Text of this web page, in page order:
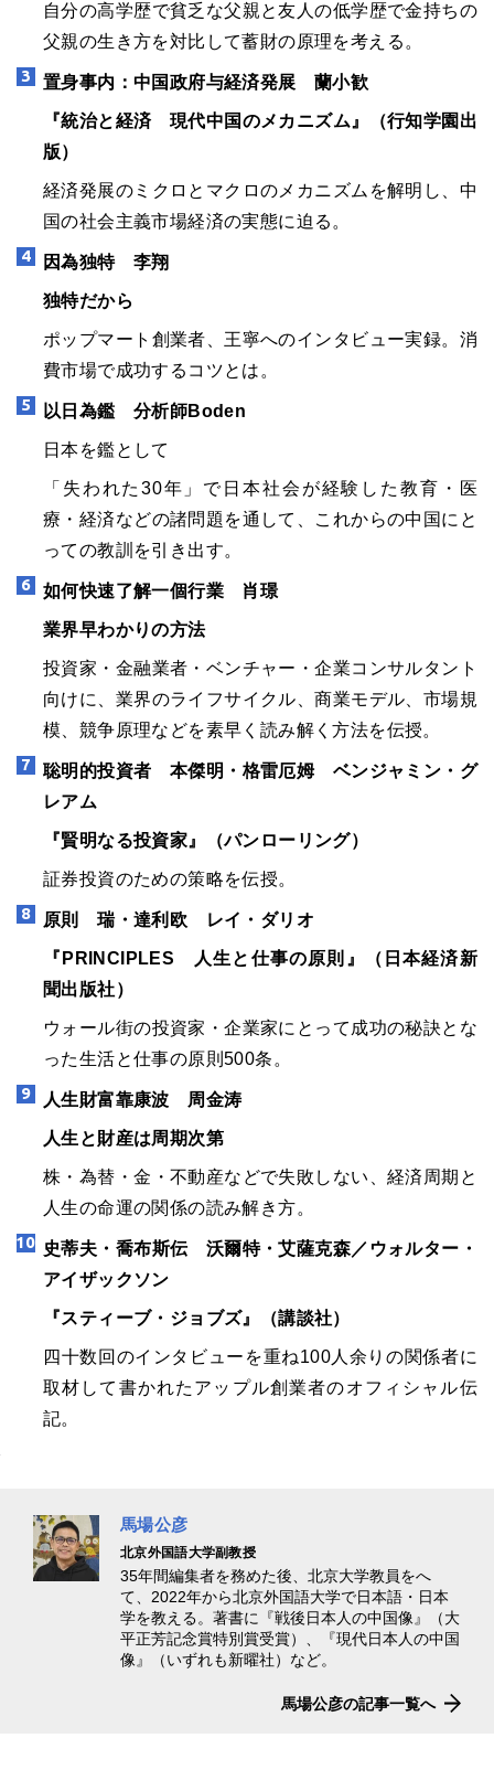
自分の高学歴で貧乏な父親と友人の低学歴で金持ちの
父親の生き方を対比して蓄財の原理を考える。
置身事内：中国政府与経済発展 蘭小歓
『統治と経済 現代中国のメカニズム』（行知学園出
版）
経済発展のミクロとマクロのメカニズムを解明し、中
国の社会主義市場経済の実態に迫る。
因為独特 李翔
独特だから
ポップマート創業者、王寧へのインタビュー実録。消
費市場で成功するコツとは。
以日為鑑 分析師Boden
日本を鑑として
「失われた30年」で日本社会が経験した教育・医
療・経済などの諸問題を通して、これからの中国にと
っての教訓を引き出す。
如何快速了解一個行業 肖璟
業界早わかりの方法
投資家・金融業者・ベンチャー・企業コンサルタント
向けに、業界のライフサイクル、商業モデル、市場規
模、競争原理などを素早く読み解く方法を伝授。
聡明的投資者 本傑明・格雷厄姆 ベンジャミン・グ
レアム
『賢明なる投資家』（パンローリング）
証券投資のための策略を伝授。
原則 瑞・達利欧 レイ・ダリオ
『PRINCIPLES 人生と仕事の原則』（日本経済新
聞出版社）
ウォール街の投資家・企業家にとって成功の秘訣とな
った生活と仕事の原則500条。
人生財富靠康波 周金涛
人生と財産は周期次第
株・為替・金・不動産などで失敗しない、経済周期と
人生の命運の関係の読み解き方。
史蒂夫・喬布斯伝 沃爾特・艾薩克森／ウォルター・
アイザックソン
『スティーブ・ジョブズ』（講談社）
四十数回のインタビューを重ね100人余りの関係者に
取材して書かれたアップル創業者のオフィシャル伝
記。
馬場公彦
北京外国語大学副教授
35年間編集者を務めた後、北京大学教員をへ
て、2022年から北京外国語大学で日本語・日本
学を教える。著書に『戦後日本人の中国像』（大
平正芳記念賞特別賞受賞）、『現代日本人の中国
像』（いずれも新曜社）など。
馬場公彦の記事一覧へ